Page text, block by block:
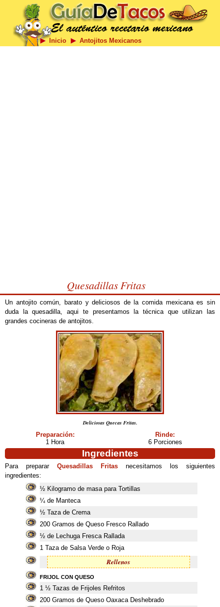
Inicio Antojitos Mexicanos
Quesadillas Fritas
Un antojito común, barato y deliciosos de la comida mexicana es sin
duda la quesadilla, aqui te presentamos la técnica que utilizan las
grandes cocineras de antojitos.
Deliciosas Quecas Fritas.
Preparación:
1 Hora
Rinde:
6 Porciones
Ingredientes
Para preparar Quesadillas Fritas necesitamos los siguientes
ingredientes:
½ Kilogramo de masa para Tortillas
¼ de Manteca
½ Taza de Crema
200 Gramos de Queso Fresco Rallado
½ de Lechuga Fresca Rallada
1 Taza de Salsa Verde o Roja
Rellenos
FRIJOL CON QUESO
1 ½ Tazas de Frijoles Refritos
200 Gramos de Queso Oaxaca Deshebrado